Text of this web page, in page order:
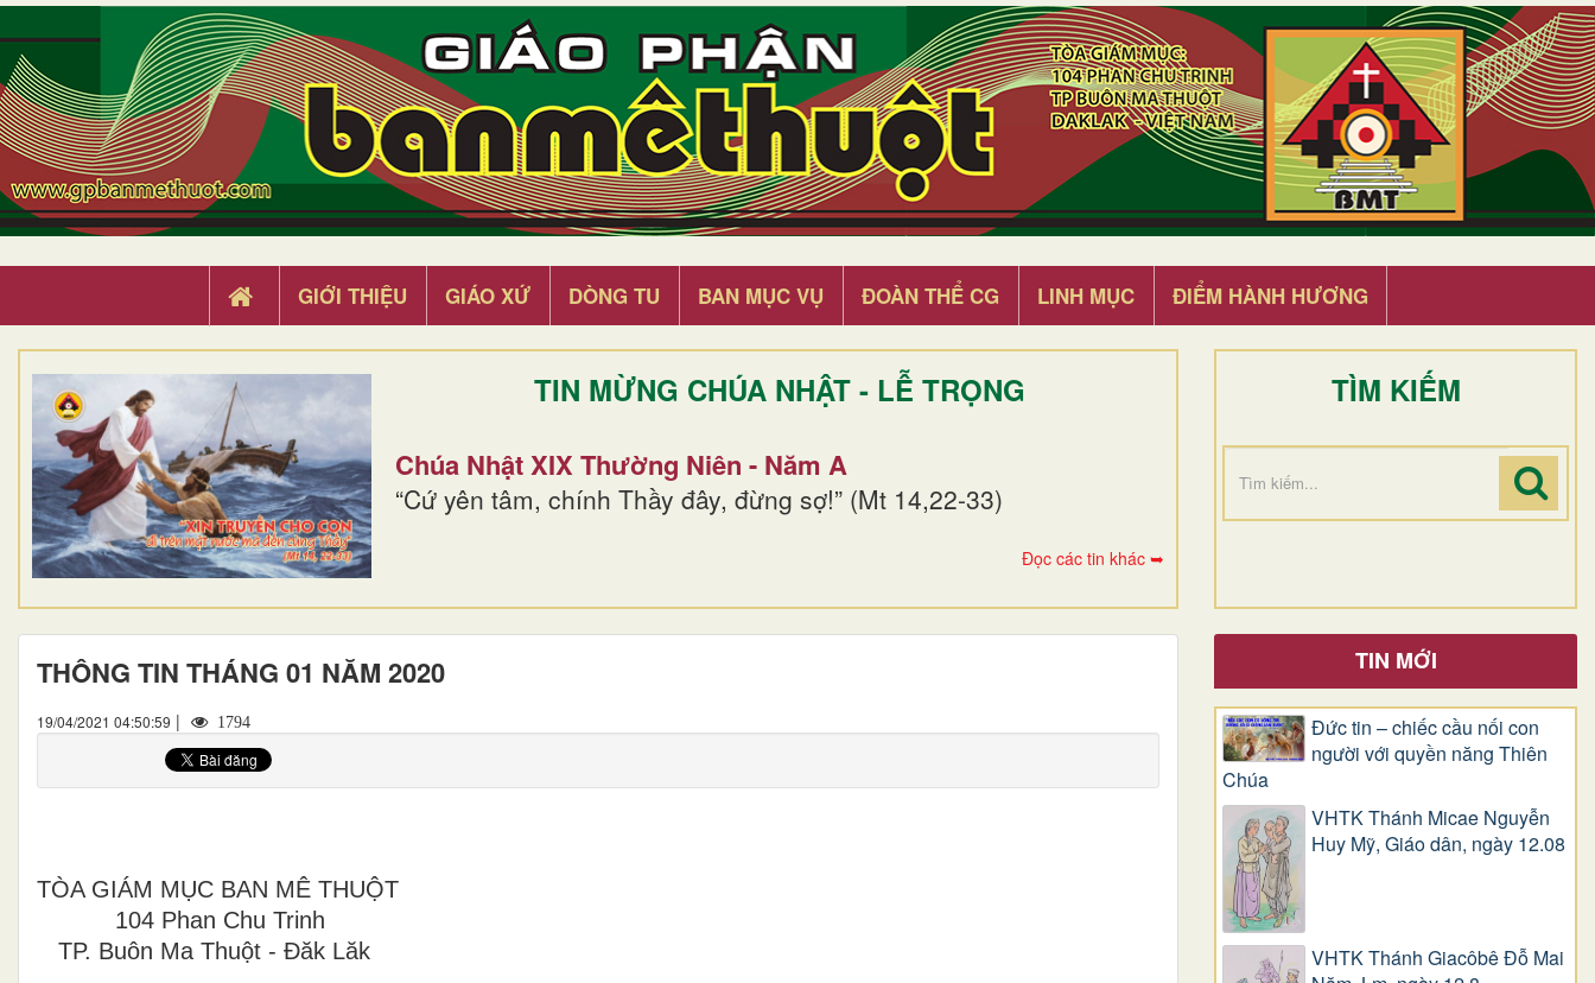
GIỚI THIỆU GIÁO XỨ DÒNG TU BAN MỤC VỤ ĐOÀN THỂ CG LINH MỤC ĐIỂM HÀNH HƯƠNG
TIN MỪNG CHÚA NHẬT - LỄ TRỌNG
Chúa Nhật XIX Thường Niên - Năm A
“Cứ yên tâm, chính Thầy đây, đừng sợ!” (Mt 14,22-33)
Đọc các tin khác ➥
TÌM KIẾM
THÔNG TIN THÁNG 01 NĂM 2020
19/04/2021 04:50:59 | 1794
TÒA GIÁM MỤC BAN MÊ THUỘT
104 Phan Chu Trinh
TP. Buôn Ma Thuột - Đăk Lăk
TIN MỚI
Đức tin – chiếc cầu nối con
người với quyền năng Thiên
Chúa
VHTK Thánh Micae Nguyễn
Huy Mỹ, Giáo dân, ngày 12.08
VHTK Thánh Giacôbê Ðỗ Mai